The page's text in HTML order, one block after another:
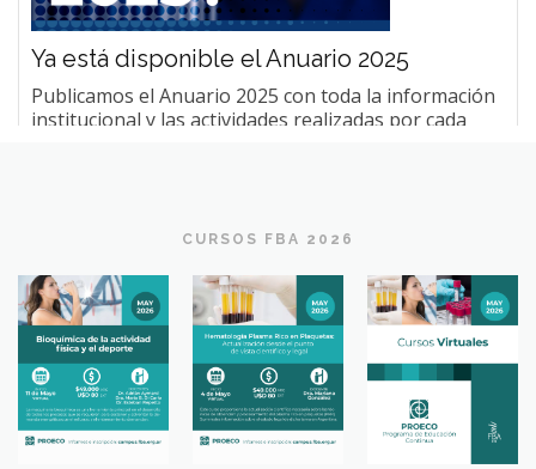
Ya está disponible el Anuario 2025
Publicamos el Anuario 2025 con toda la información
institucional y las actividades realizadas por cada
CURSOS FBA 2026